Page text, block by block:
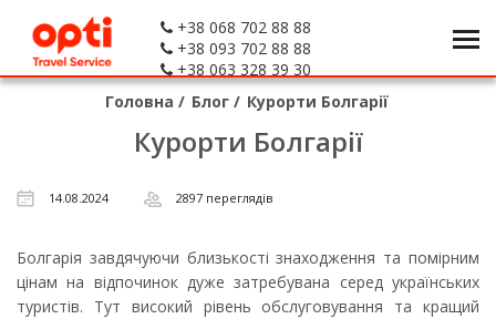
+38 068 702 88 88
+38 093 702 88 88
+38 063 328 39 30
Головна / Блог / Курорти Болгарії
Курорти Болгарії
14.08.2024 2897 переглядів
Болгарія завдячуючи близькості знаходження та помірним
цінам на відпочинок дуже затребувана серед українських
туристів. Тут високий рівень обслуговування та кращий